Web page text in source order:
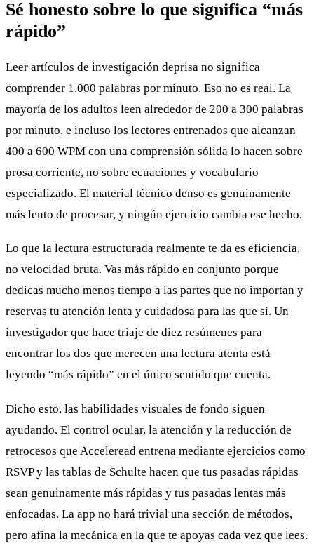
Sé honesto sobre lo que significa “más
rápido”
Leer artículos de investigación deprisa no significa
comprender 1.000 palabras por minuto. Eso no es real. La
mayoría de los adultos leen alrededor de 200 a 300 palabras
por minuto, e incluso los lectores entrenados que alcanzan
400 a 600 WPM con una comprensión sólida lo hacen sobre
prosa corriente, no sobre ecuaciones y vocabulario
especializado. El material técnico denso es genuinamente
más lento de procesar, y ningún ejercicio cambia ese hecho.
Lo que la lectura estructurada realmente te da es eficiencia,
no velocidad bruta. Vas más rápido en conjunto porque
dedicas mucho menos tiempo a las partes que no importan y
reservas tu atención lenta y cuidadosa para las que sí. Un
investigador que hace triaje de diez resúmenes para
encontrar los dos que merecen una lectura atenta está
leyendo “más rápido” en el único sentido que cuenta.
Dicho esto, las habilidades visuales de fondo siguen
ayudando. El control ocular, la atención y la reducción de
retrocesos que Acceleread entrena mediante ejercicios como
RSVP y las tablas de Schulte hacen que tus pasadas rápidas
sean genuinamente más rápidas y tus pasadas lentas más
enfocadas. La app no hará trivial una sección de métodos,
pero afina la mecánica en la que te apoyas cada vez que lees.